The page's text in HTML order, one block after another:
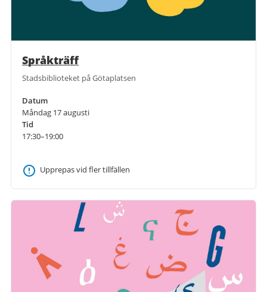
Språkträff
Stadsbiblioteket på Götaplatsen
Datum
Måndag 17 augusti
Tid
17:30–19:00
Upprepas vid fler tillfällen